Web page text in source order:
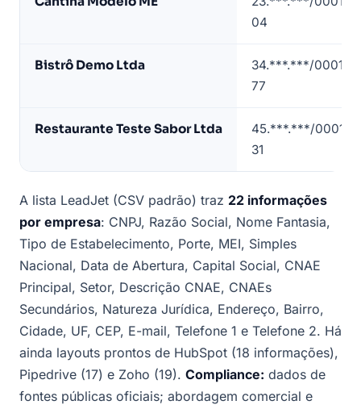
restaurantes
André
exemplo)
04
Bistrô Demo Ltda
34.***.***/0001-
77
Restaurante Teste Sabor Ltda
45.***.***/0001-
31
A lista LeadJet (CSV padrão) traz 22 informações
por empresa: CNPJ, Razão Social, Nome Fantasia,
Tipo de Estabelecimento, Porte, MEI, Simples
Nacional, Data de Abertura, Capital Social, CNAE
Principal, Setor, Descrição CNAE, CNAEs
Secundários, Natureza Jurídica, Endereço, Bairro,
Cidade, UF, CEP, E-mail, Telefone 1 e Telefone 2. Há
ainda layouts prontos de HubSpot (18 informações),
Pipedrive (17) e Zoho (19). Compliance: dados de
fontes públicas oficiais; abordagem comercial e